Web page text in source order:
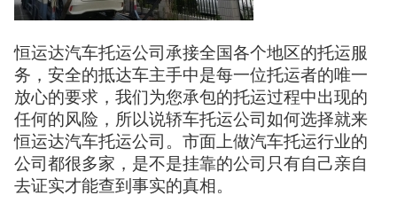
恒运达汽车托运公司承接全国各个地区的托运服
务，安全的抵达车主手中是每一位托运者的唯一
放心的要求，我们为您承包的托运过程中出现的
任何的风险，所以说轿车托运公司如何选择就来
恒运达汽车托运公司。市面上做汽车托运行业的
公司都很多家，是不是挂靠的公司只有自己亲自
去证实才能查到事实的真相。